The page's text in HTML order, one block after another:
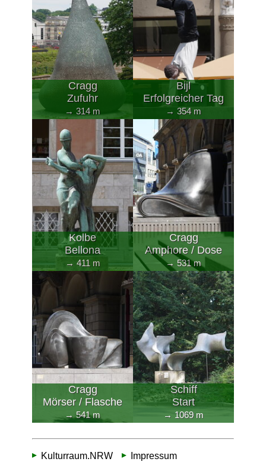
Cragg
Zufuhr
→ 314 m
Bijl
Erfolgreicher Tag
→ 354 m
Kolbe
Bellona
→ 411 m
Cragg
Amphore / Dose
→ 531 m
Cragg
Mörser / Flasche
→ 541 m
Schiff
Start
→ 1069 m
Kulturraum.NRW Impressum